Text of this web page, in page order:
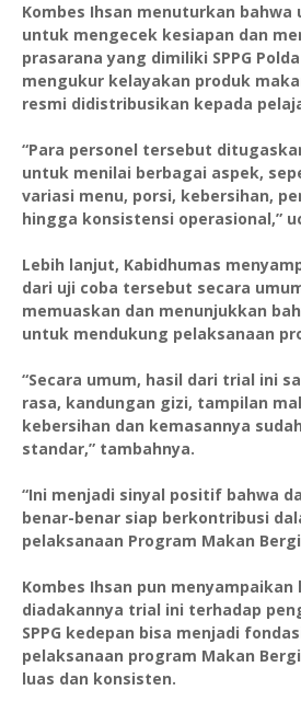
Kombes Ihsan menuturkan bahwa
untuk mengecek kesiapan dan
prasarana yang dimiliki SPPG
mengukur kelayakan produk
resmi didistribusikan kepada
“Para personel tersebut
untuk menilai berbagai aspek,
variasi menu, porsi, kebersihan,
hingga konsistensi operasional,”
Lebih lanjut, Kabidhumas
dari uji coba tersebut secara
memuaskan dan menunjukkan
untuk mendukung pelaksanaan
“Secara umum, hasil dari trial ini
rasa, kandungan gizi, tampilan
kebersihan dan kemasannya
standar,” tambahnya.
“Ini menjadi sinyal positif bahwa
benar-benar siap berkontribusi
pelaksanaan Program Makan
Kombes Ihsan pun menyampaikan
diadakannya trial ini terhadap
SPPG kedepan bisa menjadi
pelaksanaan program Makan
luas dan konsisten.